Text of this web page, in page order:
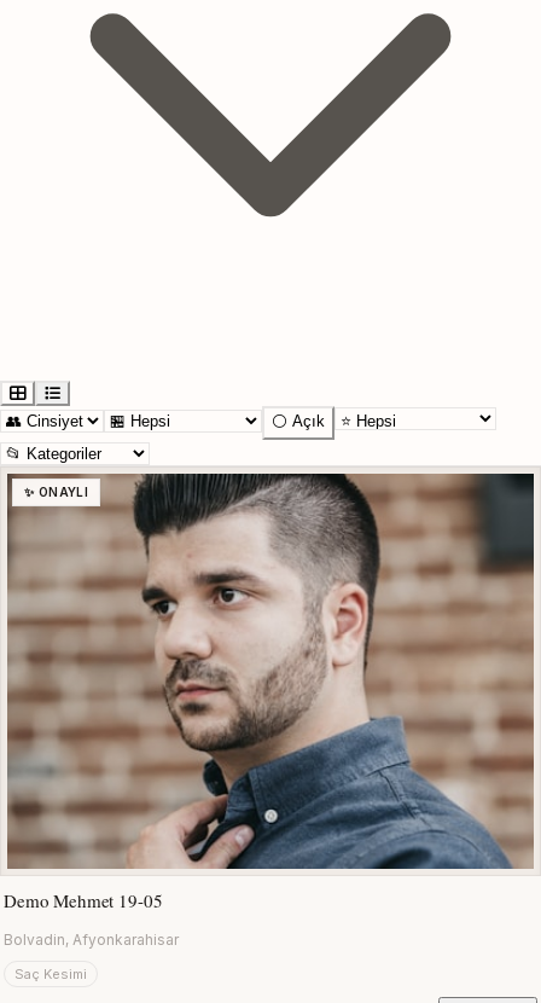
⚪ Açık
✨ ONAYLI
Demo Mehmet 19-05
Bolvadin, Afyonkarahisar
Saç Kesimi